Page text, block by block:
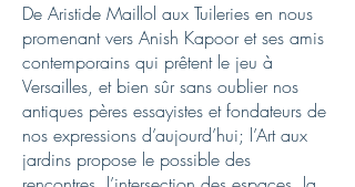
De Aristide Maillol aux Tuileries en nous
promenant vers Anish Kapoor et ses amis
contemporains qui prêtent le jeu à
Versailles, et bien sûr sans oublier nos
antiques pères essayistes et fondateurs de
nos expressions d’aujourd’hui; l’Art aux
jardins propose le possible des